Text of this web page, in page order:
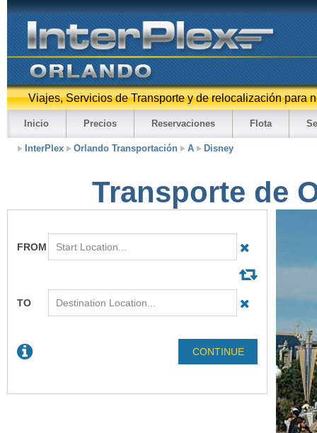
Viajes, Servicios de Transporte y de relocalización para
Inicio Precios Reservaciones Flota
InterPlex Orlando Transportación A Disney
Transporte de